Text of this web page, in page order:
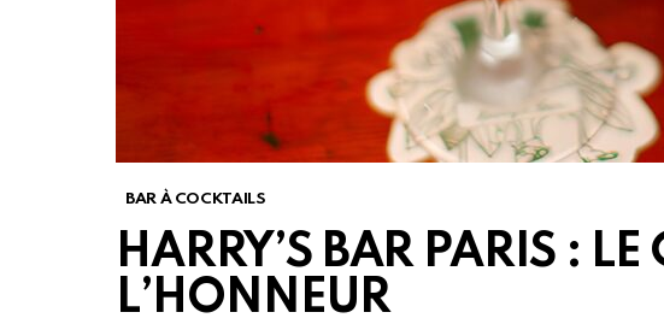
BAR À COCKTAILS
HARRY’S BAR PARIS :
L’HONNEUR